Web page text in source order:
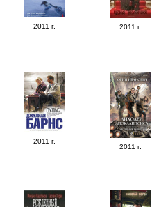
2011 г. 2011 г.
2011 г.
2011 г.